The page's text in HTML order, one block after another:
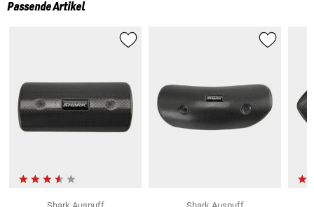
Passende Artikel